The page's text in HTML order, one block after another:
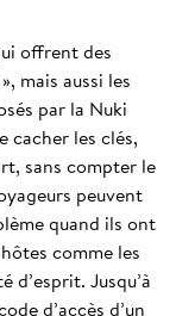
offrent des
mais aussi les
par la Nuki
cacher les clés,
sans compter le
peuvent
quand ils ont
comme les
Jusqu’à
d’accès d’un